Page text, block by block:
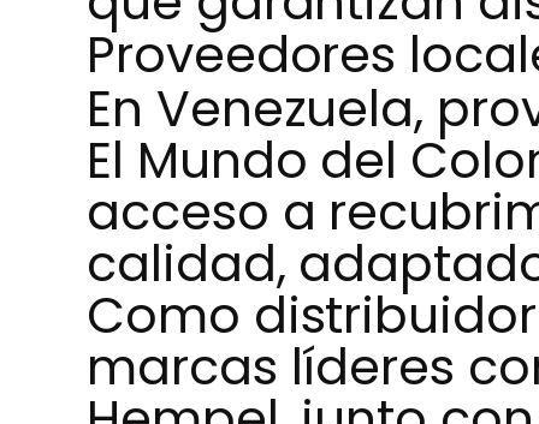
Proveedores
En Venezuela,
El Mundo del
acceso a
calidad,
Como
marcas líderes